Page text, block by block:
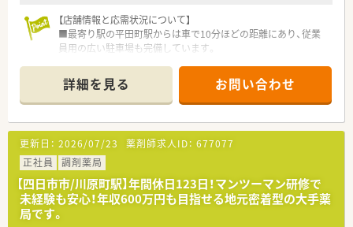
【店舗情報と応需状況について】
■最寄り駅の平田町駅からは車で10分ほどの距離にあり、従業
員用の広い駐車場も完備しています。
おり、専門的な知識を深めることができます。
■1日の処方箋枚数は40枚から60枚程度で、薬剤師は常時2名体
制のため、落ち着いて業務に取り組めます。
【法人特徴について】
■三重県と愛知県に密着した店舗展開を行っており、転居を伴う
ような無理な異動の心配はありません。
■従業員の定着率が非常に高く、年に一度の社長との面談を通じ
て現場の声を経営に活かす風土があります。
■地域の方々の健康を支える「かかりつけ薬局」としての役割を
重視し、親身な対応を心掛けています。
詳細を見る お問い合わせ
更新日： 2026/07/23 薬剤師求人ID： 677077
正社員
調剤薬局
【四日市市/川原町駅】年間休日123日！マンツーマン研修で
未経験も安心！年収600万円も目指せる地元密着型の大手薬
局です。